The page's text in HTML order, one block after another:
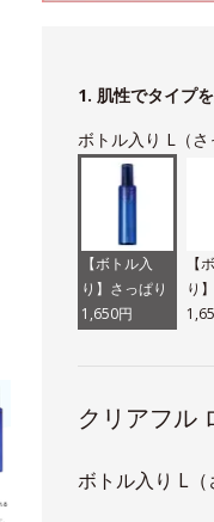
1. 肌性でタイプ
ボトル入り L（さ
【ボトル入
り】さっぱり
1,650円
【
り
クリアフル
ボトル入り L